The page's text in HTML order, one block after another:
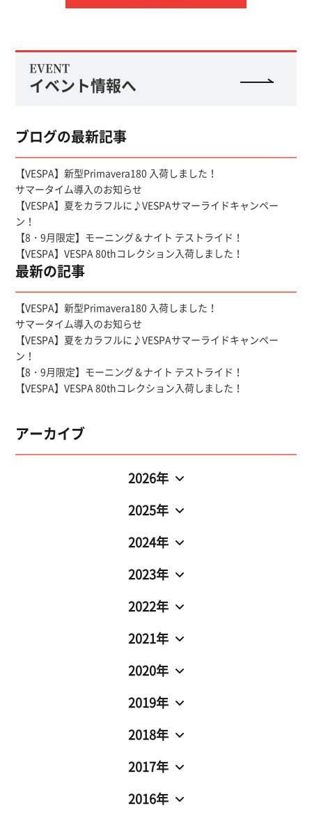
EVENT
イベント情報へ
ブログの最新記事
【VESPA】新型Primavera180 入荷しました！
サマータイム導入のお知らせ
【VESPA】夏をカラフルに♪VESPAサマーライドキャンペー
ン！
【8・9月限定】モーニング＆ナイト テストライド！
【VESPA】VESPA 80thコレクション入荷しました！
最新の記事
【VESPA】新型Primavera180 入荷しました！
サマータイム導入のお知らせ
【VESPA】夏をカラフルに♪VESPAサマーライドキャンペー
ン！
【8・9月限定】モーニング＆ナイト テストライド！
【VESPA】VESPA 80thコレクション入荷しました！
アーカイブ
2026年
2025年
2024年
2023年
2022年
2021年
2020年
2019年
2018年
2017年
2016年